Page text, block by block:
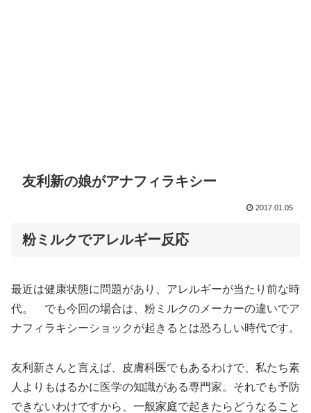
友利新の娘がアナフィラキシー
2017.01.05
粉ミルクでアレルギー反応
最近は健康状態に問題があり、アレルギーが当たり前な時
代。 でも今回の場合は、粉ミルクのメーカーの違いでア
ナフィラキシーショックが起きるとは恐ろしい時代です。
友利新さんと言えば、皮膚科医でもあるわけで、私たち素
人よりもはるかに医学の知識がある専門家。それでも予防
できないわけですから、一般家庭で起きたらどうなること